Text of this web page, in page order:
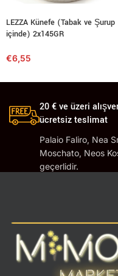
LEZZA Künefe (Tabak ve Şurup
içinde) 2x145GR
€6,55
20 € ve üzeri
ücretsiz teslimat
Palaio Faliro, Nea
Moschato, Neos
geçerlidir.